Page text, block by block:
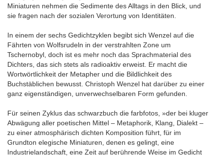
Miniaturen nehmen die Sedimente des Alltags in den Blick, und
sie fragen nach der sozialen Verortung von Identitäten.
In einem der sechs Gedichtzyklen begibt sich Wenzel auf die
Fährten von Wolfsrudeln in der verstrahlten Zone um
Tschernobyl, doch ist es mehr noch das Sprachmaterial des
Dichters, das sich stets als radioaktiv erweist. Er macht die
Wortwörtlichkeit der Metapher und die Bildlichkeit des
Buchstäblichen bewusst. Christoph Wenzel hat darüber zu einer
ganz eigenständigen, unverwechselbaren Form gefunden.
Für seinen Zyklus das schwarzbuch die farbfotos, »der bei kluger
Abwägung aller poetischen Mittel – Metaphorik, Klang, Dialekt –
zu einer atmosphärisch dichten Komposition führt, für im
Grundton elegische Miniaturen, denen es gelingt, eine
Industrielandschaft, eine Zeit auf berührende Weise im Gedicht